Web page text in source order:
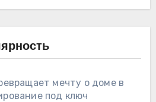
мечту о доме в
под ключ